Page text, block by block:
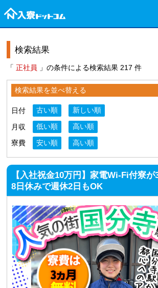
検索結果
「 正社員 」の条件による検索結果 217 件
検索結果を並べ替える
日付 古い順
新しい順
月収
低い順
高い順
寮費
安い順 高い順
【入社祝金10万円】家電Wi-Fi付寮
8日休みで週休2日もOK